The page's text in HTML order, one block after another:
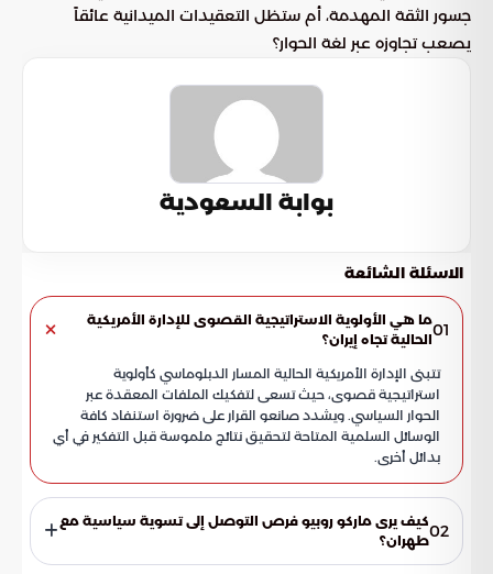
جسور الثقة المهدمة، أم ستظل التعقيدات الميدانية عائقاً
يصعب تجاوزه عبر لغة الحوار؟
بوابة السعودية
الاسئلة الشائعة
01ما هي الأولوية الاستراتيجية القصوى للإدارة الأمريكية
الحالية تجاه إيران؟
تتبنى الإدارة الأمريكية الحالية المسار الدبلوماسي كأولوية
استراتيجية قصوى، حيث تسعى لتفكيك الملفات المعقدة عبر
الحوار السياسي. ويشدد صانعو القرار على ضرورة استنفاد كافة
الوسائل السلمية المتاحة لتحقيق نتائج ملموسة قبل التفكير في أي
بدائل أخرى.
02كيف يرى ماركو روبيو فرص التوصل إلى تسوية سياسية مع
طهران؟